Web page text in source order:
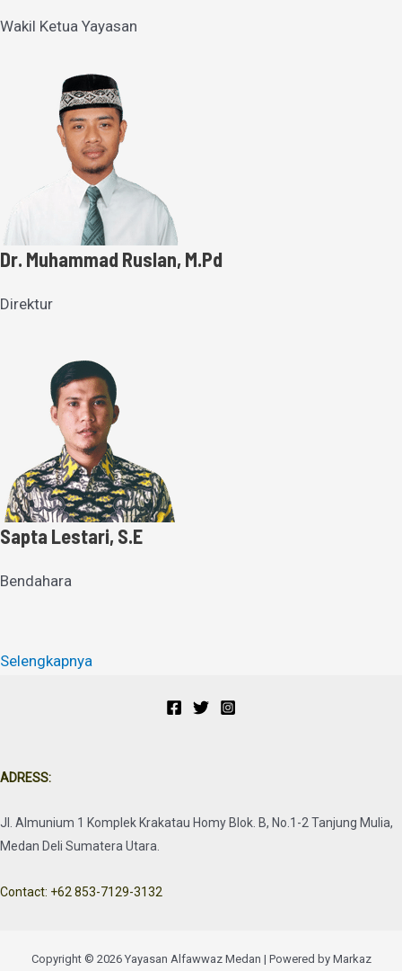
Wakil Ketua Yayasan
Dr. Muhammad Ruslan, M.Pd
Direktur
Sapta Lestari, S.E
Bendahara
Selengkapnya
ADRESS:
Jl. Almunium 1 Komplek Krakatau Homy Blok. B, No.1-2 Tanjung Mulia,
Medan Deli Sumatera Utara.
Contact: +62 853-7129-3132
Copyright © 2026 Yayasan Alfawwaz Medan | Powered by Markaz